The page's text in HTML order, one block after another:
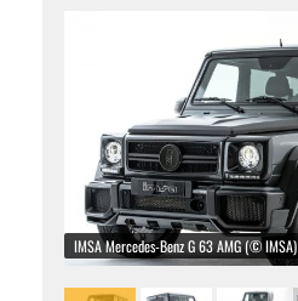
IMSA Mercedes-Benz G 63 AMG (© IMSA)